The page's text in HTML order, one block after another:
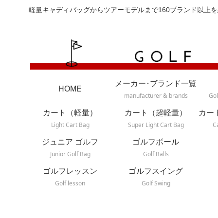
軽量キャディバッグからツアーモデルまで160ブランド以上
HOME
メーカー･ブランド一覧
manufacturer & brands
カート（軽量）
Light Cart Bag
カート（超軽量）
Super Light Cart Bag
カー
ジュニア ゴルフ
Junior Golf Bag
ゴルフボール
Golf Balls
ゴルフレッスン
Golf lesson
ゴルフスイング
Golf Swing